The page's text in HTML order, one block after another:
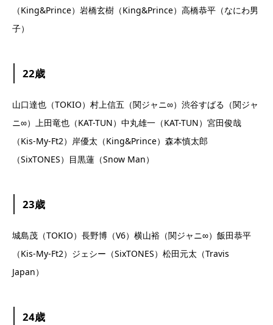
（King&Prince）岩橋玄樹（King&Prince）高橋恭平（なにわ男
子）
22歳
山口達也（TOKIO）村上信五（関ジャニ∞）渋谷すばる（関ジャ
ニ∞）上田竜也（KAT-TUN）中丸雄一（KAT-TUN）宮田俊哉
（Kis-My-Ft2）岸優太（King&Prince）森本慎太郎
（SixTONES）目黒蓮（Snow Man）
23歳
城島茂（TOKIO）長野博（V6）横山裕（関ジャニ∞）飯田恭平
（Kis-My-Ft2）ジェシー（SixTONES）松田元太（Travis
Japan）
24歳